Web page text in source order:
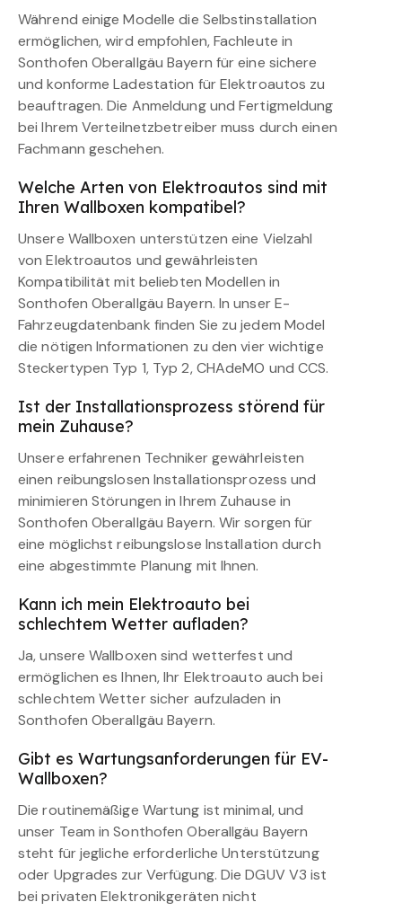
Während einige Modelle die Selbstinstallation
ermöglichen, wird empfohlen, Fachleute in
Sonthofen Oberallgäu Bayern für eine sichere
und konforme Ladestation für Elektroautos zu
beauftragen. Die Anmeldung und Fertigmeldung
bei Ihrem Verteilnetzbetreiber muss durch einen
Fachmann geschehen.
Welche Arten von Elektroautos sind mit
Ihren Wallboxen kompatibel?
Unsere Wallboxen unterstützen eine Vielzahl
von Elektroautos und gewährleisten
Kompatibilität mit beliebten Modellen in
Sonthofen Oberallgäu Bayern. In unser E-
Fahrzeugdatenbank finden Sie zu jedem Model
die nötigen Informationen zu den vier wichtige
Steckertypen Typ 1, Typ 2, CHAdeMO und CCS.
Ist der Installationsprozess störend für
mein Zuhause?
Unsere erfahrenen Techniker gewährleisten
einen reibungslosen Installationsprozess und
minimieren Störungen in Ihrem Zuhause in
Sonthofen Oberallgäu Bayern. Wir sorgen für
eine möglichst reibungslose Installation durch
eine abgestimmte Planung mit Ihnen.
Kann ich mein Elektroauto bei
schlechtem Wetter aufladen?
Ja, unsere Wallboxen sind wetterfest und
ermöglichen es Ihnen, Ihr Elektroauto auch bei
schlechtem Wetter sicher aufzuladen in
Sonthofen Oberallgäu Bayern.
Gibt es Wartungsanforderungen für EV-
Wallboxen?
Die routinemäßige Wartung ist minimal, und
unser Team in Sonthofen Oberallgäu Bayern
steht für jegliche erforderliche Unterstützung
oder Upgrades zur Verfügung. Die DGUV V3 ist
bei privaten Elektronikgeräten nicht